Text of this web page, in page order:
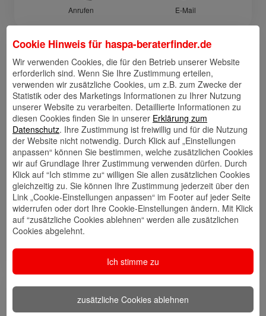
Anrufen E-Mail
Links
Kontakt
speichern
Walletkarte
hinzufügen
Rückrufwunsch
Website
🎊 Haspa-
Veranstaltungen
🎯 Service-
Center
🎁 Kunden
Meine Qualifikation
Cookie Hinweis für haspa-beraterfinder.de
Wir verwenden Cookies, die für den Betrieb unserer Website
erforderlich sind. Wenn Sie Ihre Zustimmung erteilen,
verwenden wir zusätzliche Cookies, um z.B. zum Zwecke der
Statistik oder des Marketings Informationen zu Ihrer Nutzung
unserer Website zu verarbeiten. Detaillierte Informationen zu
diesen Cookies finden Sie in unserer Erklärung zum
Datenschutz. Ihre Zustimmung ist freiwillig und für die Nutzung
der Website nicht notwendig. Durch Klick auf „Einstellungen
anpassen“ können Sie bestimmen, welche zusätzlichen Cookies
wir auf Grundlage Ihrer Zustimmung verwenden dürfen. Durch
Klick auf “Ich stimme zu“ willigen Sie allen zusätzlichen Cookies
gleichzeitig zu. Sie können Ihre Zustimmung jederzeit über den
Link „Cookie-Einstellungen anpassen“ im Footer auf jeder Seite
widerrufen oder dort Ihre Cookie-Einstellungen ändern. Mit Klick
auf “zusätzliche Cookies ablehnen“ werden alle zusätzlichen
Cookies abgelehnt.
Ich stimme zu
zusätzliche Cookies ablehnen